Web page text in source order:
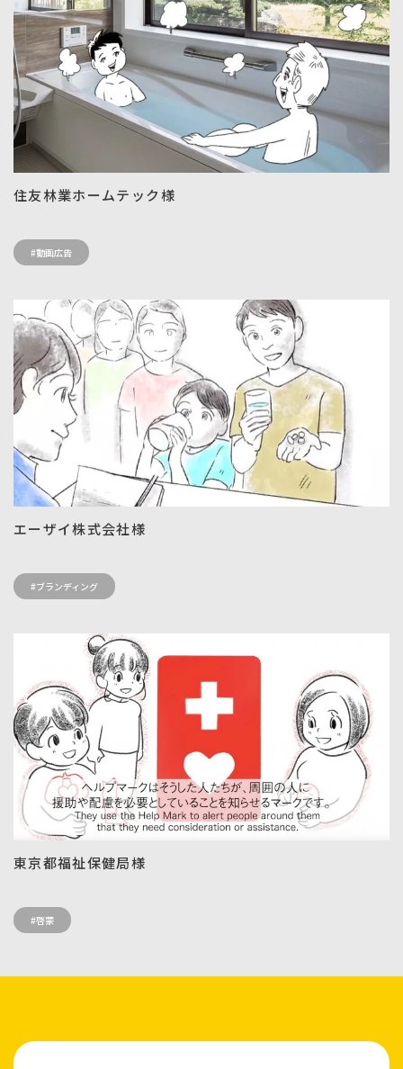
住友林業ホームテック様
#動画広告
エーザイ株式会社様
#ブランディング
東京都福祉保健局様
#啓蒙